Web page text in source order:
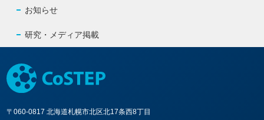
お知らせ
研究・メディア掲載
〒060-0817 北海道札幌市北区北17条西8丁目